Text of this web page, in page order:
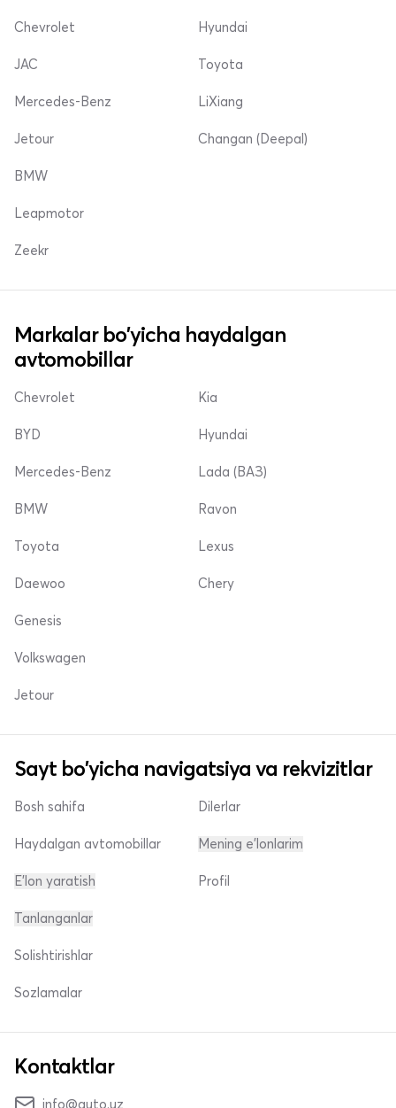
Chevrolet Hyundai
JAC
Mercedes-Benz
Jetour
Toyota
LiXiang
Changan (Deepal)
BMW
Leapmotor
Zeekr
Markalar bo'yicha haydalgan
avtomobillar
Chevrolet
BYD
Mercedes-Benz
Kia
Hyundai
Lada (ВАЗ)
BMW
Toyota
Daewoo
Ravon
Lexus
Chery
Genesis
Volkswagen
Jetour
Sayt bo'yicha navigatsiya va rekvizitlar
Bosh sahifa
Haydalgan avtomobillar
E'lon yaratish
Dilerlar
Mening e'lonlarim
Profil
Tanlanganlar
Solishtirishlar
Sozlamalar
Kontaktlar
info@auto.uz